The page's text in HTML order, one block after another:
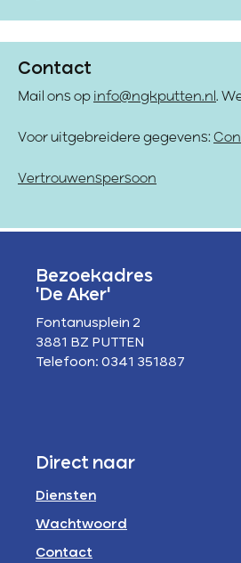
Contact
Mail ons op info@ngkputten.nl .
Voor uitgebreidere gegevens:
Vertrouwenspersoon
Bezoekadres
'De Aker'
Fontanusplein 2
3881 BZ PUTTEN
Telefoon: 0341 351887
Direct naar
Diensten
Wachtwoord
Contact